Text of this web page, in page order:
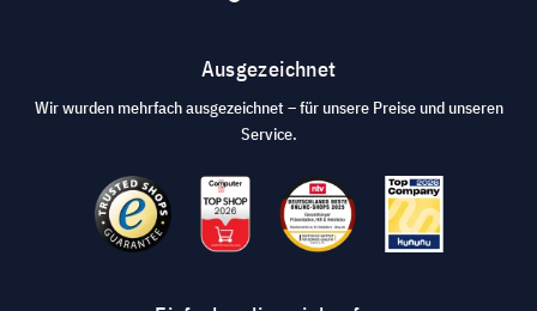
Ausgezeichnet
Wir wurden mehrfach ausgezeichnet – für unsere Preise und unseren
Service.